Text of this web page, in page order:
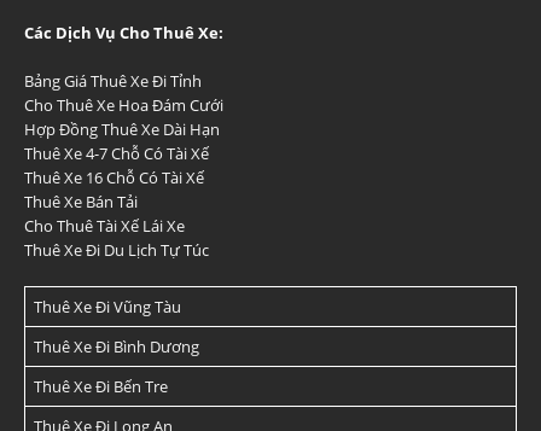
Các Dịch Vụ Cho Thuê Xe:
Bảng Giá Thuê Xe Đi Tỉnh
Cho Thuê Xe Hoa Đám Cưới
Hợp Đồng Thuê Xe Dài Hạn
Thuê Xe 4-7 Chỗ Có Tài Xế
Thuê Xe 16 Chỗ Có Tài Xế
Thuê Xe Bán Tải
Cho Thuê Tài Xế Lái Xe
Thuê Xe Đi Du Lịch Tự Túc
Thuê Xe Đi Vũng Tàu
Thuê Xe Đi Bình Dương
Thuê Xe Đi Bến Tre
Thuê Xe Đi Long An